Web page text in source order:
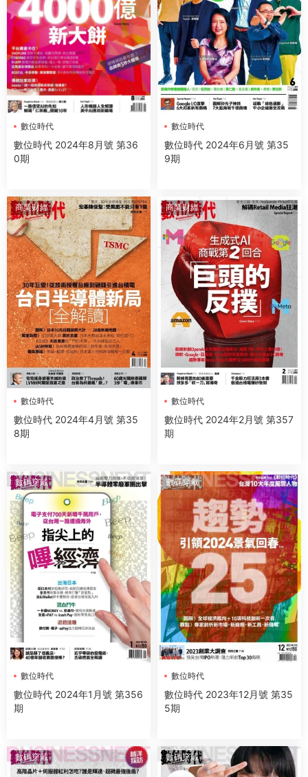
數位時代
數位時代 2024年8月號 第36
0期
數位時代
數位時代 2024年6月號 第35
9期
商業财經
數位時代
數位時代 2024年4月號 第35
8期
商業财經
數位時代
數位時代 2024年2月號 第357
期
數碼穿戴
數位時代
數位時代 2024年1月號 第356
期
數碼穿戴
數位時代
數位時代 2023年12月號 第35
5期
數碼穿戴 數碼穿戴